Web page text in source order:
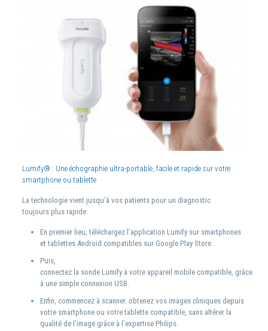
Lumify® : Une échographie ultra-portable, facile et rapide sur votre
smartphone ou tablette
La technologie vient jusqu’à vos patients pour un diagnostic
toujours plus rapide:
En premier lieu, téléchargez l’application Lumify sur smartphones
et tablettes Android compatibles sur Google Play Store.
Puis,
connectez la sonde Lumify à votre appareil mobile compatible, grâce
à une simple connexion USB.
Enfin, commencez à scanner. obtenez vos images cliniques depuis
votre smartphone ou votre tablette compatible, sans altérer la
qualité de l’image grâce à l’expertise Philips.